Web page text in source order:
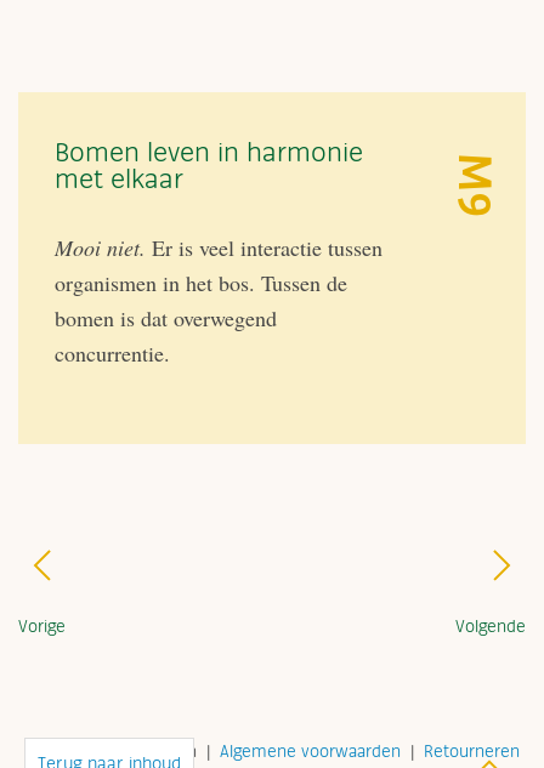
Bomen leven in harmonie
met elkaar
Mooi niet. Er is veel interactie tussen
organismen in het bos. Tussen de
bomen is dat overwegend
concurrentie.
M9
Vorige Volgende
Terug naar inhoud
2026 Klingen Bomen Algemene voorwaarden Retourneren